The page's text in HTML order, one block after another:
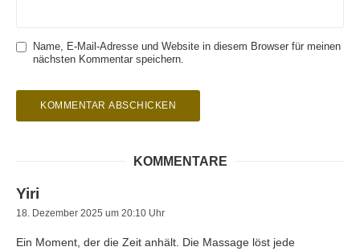
Name, E-Mail-Adresse und Website in diesem Browser für meinen
nächsten Kommentar speichern.
KOMMENTARE
Yiri
18. Dezember 2025 um 20:10 Uhr
Ein Moment, der die Zeit anhält. Die Massage löst jede